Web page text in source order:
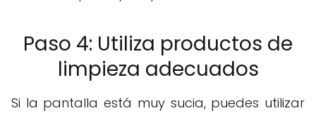
Paso 4: Utiliza productos de
limpieza adecuados
Si la pantalla está muy sucia, puedes utilizar